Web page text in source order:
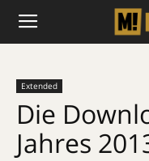
Extended
Die
Jahres